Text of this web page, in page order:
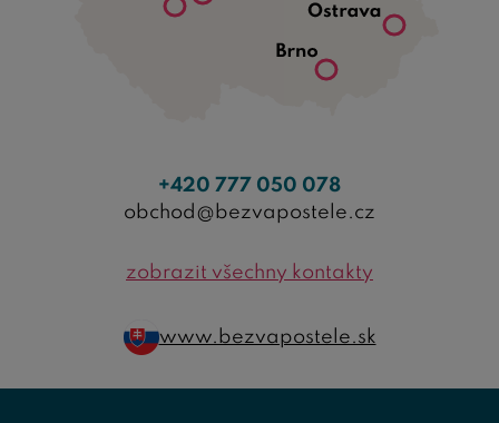
+420 777 050 078
obchod@bezvapostele.cz
zobrazit všechny kontakty
www.bezvapostele.sk